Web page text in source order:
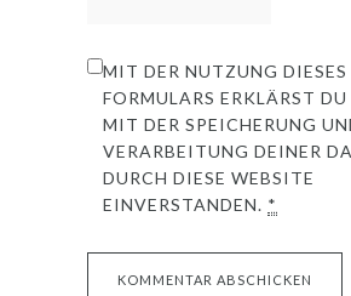
MIT DER NUTZUNG DIESES
FORMULARS ERKLÄRST
MIT DER SPEICHERUNG
VERARBEITUNG DEINER
DURCH DIESE WEBSITE
EINVERSTANDEN. *